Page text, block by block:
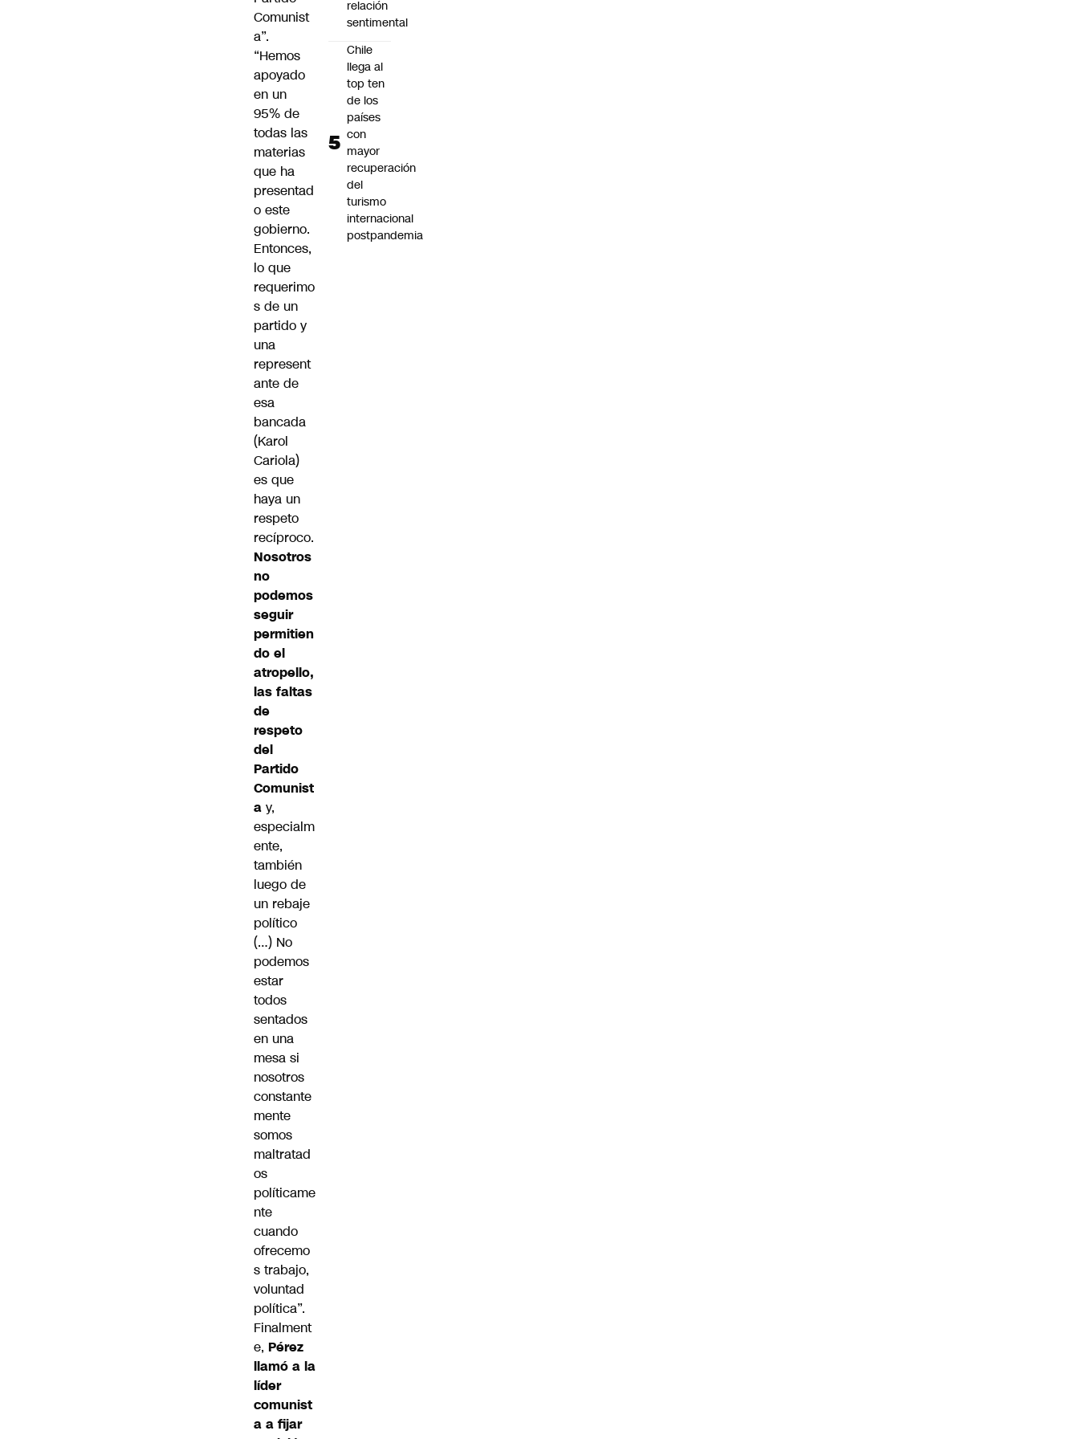
Comunist
a”.
“Hemos
apoyado
en un
95% de
todas las
materias
que ha
presentad
o este
gobierno.
Entonces,
lo que
requerimo
s de un
partido y
una
represent
ante de
esa
bancada
(Karol
Cariola)
es que
haya un
respeto
recíproco.
Nosotros
no
podemos
seguir
permitien
do el
atropello,
las faltas
de
respeto
del
Partido
Comunist
a y,
especialm
ente,
también
luego de
un rebaje
político
(…) No
podemos
estar
todos
sentados
en una
mesa si
nosotros
constante
mente
somos
maltratad
os
políticame
nte
cuando
ofrecemo
s trabajo,
voluntad
política”.
Finalment
e, Pérez
llamó a la
líder
comunist
a a fijar
relación
sentimental
Chile
llega al
top ten
de los
países
con
mayor
recuperación
del
turismo
internacional
postpandemia